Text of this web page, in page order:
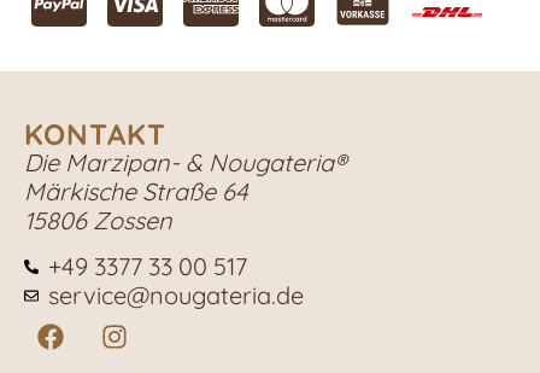
KONTAKT
Die Marzipan- & Nougateria®
Märkische Straße 64
15806 Zossen
+49 3377 33 00 517
service@nougateria.de